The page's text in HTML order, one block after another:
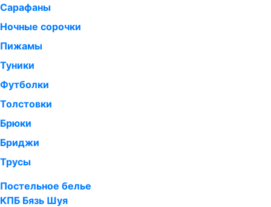
Сарафаны
Ночные сорочки
Пижамы
Туники
Футболки
Толстовки
Брюки
Бриджи
Трусы
Постельное белье
КПБ Бязь Шуя